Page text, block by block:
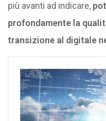
più avanti ad indicare,
profondamente la
transizione al digitale